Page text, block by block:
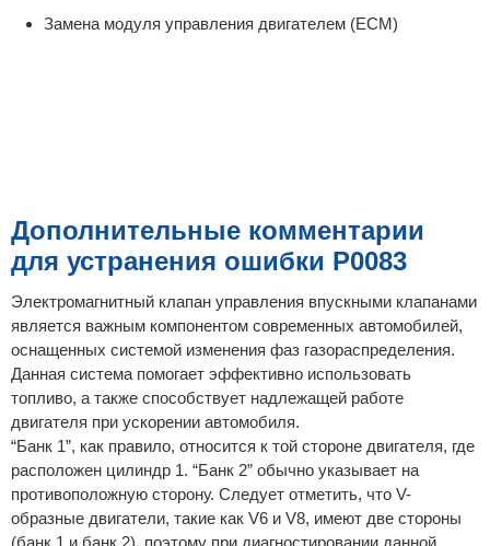
Замена модуля управления двигателем (ECM)
Дополнительные комментарии
для устранения ошибки P0083
Электромагнитный клапан управления впускными клапанами
является важным компонентом современных автомобилей,
оснащенных системой изменения фаз газораспределения.
Данная система помогает эффективно использовать
топливо, а также способствует надлежащей работе
двигателя при ускорении автомобиля.
“Банк 1”, как правило, относится к той стороне двигателя, где
расположен цилиндр 1. “Банк 2” обычно указывает на
противоположную сторону. Следует отметить, что V-
образные двигатели, такие как V6 и V8, имеют две стороны
(банк 1 и банк 2), поэтому при диагностировании данной